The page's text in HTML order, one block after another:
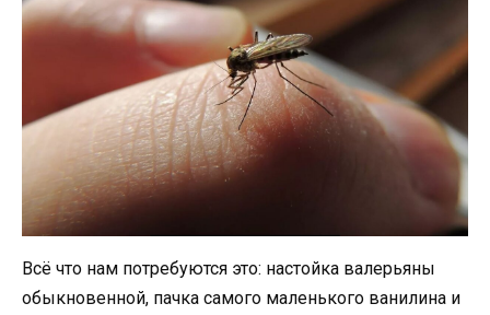
Всё что нам потребуются это: настойка валерьяны
обыкновенной, пачка самого маленького ванилина и